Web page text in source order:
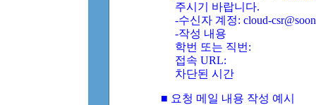
주시기 바랍니다.
-수신자 계정: cloud-
-작성 내용
학번 또는 직번:
접속 URL:
차단된 시간
■ 요청 메일 내용 작성 예시